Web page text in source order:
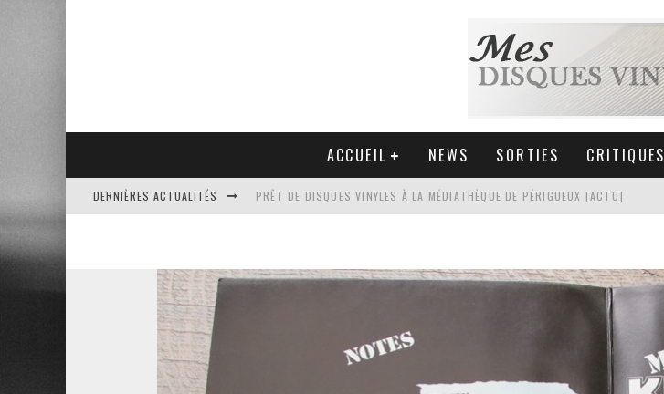
ACCUEIL NEWS SORTIES CRITIQUES
DERNIÈRES ACTUALITÉS PRÊT DE DISQUES VINYLES À LA MÉDIATHÈQUE DE PÉRIGUEUX [ACTU]
VENTE AUX ENCHÈRES D'UNE COLLECTION DE 6000 VINYLES